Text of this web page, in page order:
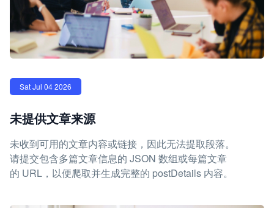
Sat Jul 04 2026
未提供文章来源
未收到可用的文章内容或链接，因此无法提取段落。
请提交包含多篇文章信息的 JSON 数组或每篇文章
的 URL，以便爬取并生成完整的 postDetails 内容。